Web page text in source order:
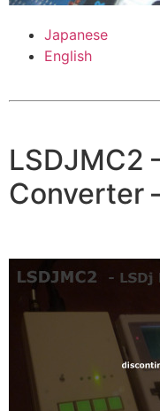
Japanese
English
LSDJMC2
Converter